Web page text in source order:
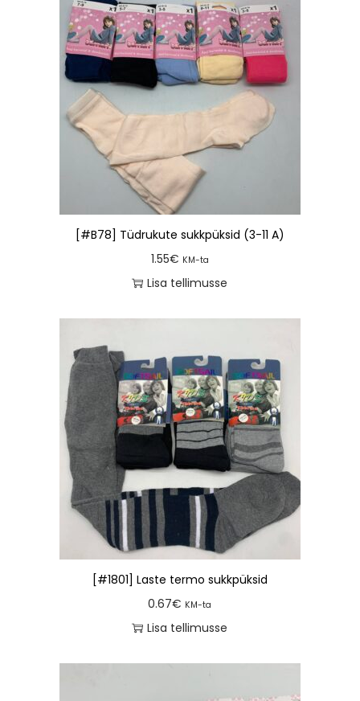
[#B78] Tüdrukute sukkpüksid (3-11 A)
1.55€ KM-ta
Lisa tellimusse
[#1801] Laste termo sukkpüksid
0.67€ KM-ta
Lisa tellimusse